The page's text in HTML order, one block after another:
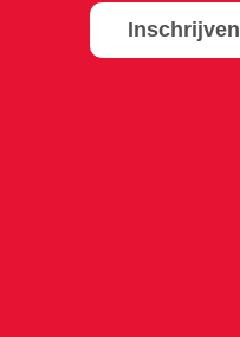
Inschrijven